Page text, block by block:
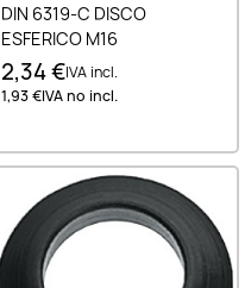
DIN 6319-C DISCO
ESFERICO M16
2,34 €IVA incl.
1,93 €IVA no incl.